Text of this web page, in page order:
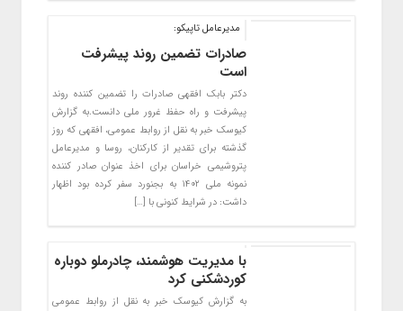
مدیرعامل تاپیکو:
صادرات تضمین روند پیشرفت
است
دکتر بابک افقهی صادرات را تضمین کننده روند
پیشرفت و راه حفظ غرور ملی دانست.به گزارش
کیوسک خبر به نقل از روابط عمومی، افقهی که روز
گذشته برای تقدیر از کارکنان، روسا و مدیرعامل
پتروشیمی خراسان برای اخذ عنوان صادر کننده
نمونه ملی ۱۴۰۲ به بجنورد سفر کرده بود اظهار
داشت: در شرایط کنونی با […]
با مدیریت هوشمند، چادرملو دوباره
کوردشکنی کرد
به گزارش کیوسک خبر به نقل از روابط عمومی